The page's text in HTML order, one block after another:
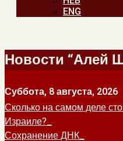
ENG
Новости “Алей
Суббота, 8 августа, 2026
Сколько на самом деле
Израиле?
Сохранение ДНК